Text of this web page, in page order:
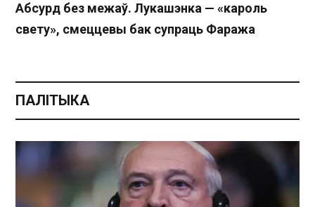
Абсурд без межаў. Лукашэнка — «кароль
свету», смеццевы бак супраць Фаража
ПАЛІТЫКА